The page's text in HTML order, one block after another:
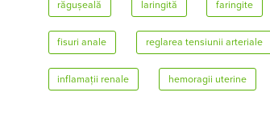
răgușeală laringită faringite
fisuri anale reglarea tensiunii arteriale
inflamații renale hemoragii uterine